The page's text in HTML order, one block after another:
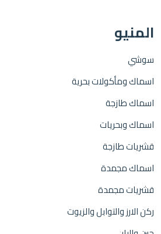
المنيو
سوشي
اسماك ومأكولات بحرية
اسماك طازجة
اسماك وبحريات
قشريات طازجة
اسماك مجمدة
قشريات مجمدة
ركن الارز والتوابل والزيوت